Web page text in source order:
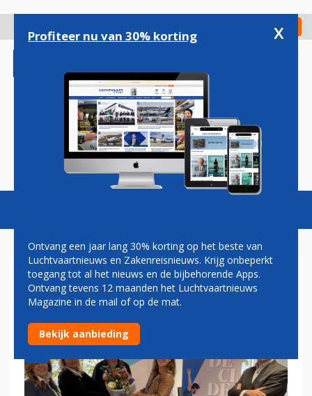
gaan
Check in
Magazine Podcasts Vacatures
AIR EUROPA VIERT TIEN JAAR
VLUCHTEN VANAF SCHIPHOL
Profiteer nu van 30% korting x
Ontvang een jaar lang 30% korting op het beste van
Luchtvaartnieuws en Zakenreisnieuws. Krijg onbeperkt
toegang tot al het nieuws en de bijbehorende Apps.
Ontvang tevens 12 maanden het Luchtvaartnieuws
Magazine in de mail of op de mat.
Bekijk aanbieding